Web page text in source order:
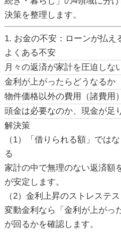
決策を整理します。
1. お金の不安：ローンが払え
よくある不安
月々の返済が家計を圧迫しな
金利が上がったらどうなるか
物件価格以外の費用（諸費用
頭金は必要なのか、現金が足
解決策
（1）「借りられる額」では
る
家計の中で無理のない返済額
が安定します。
（2）金利上昇のストレステ
変動金利なら「金利が上がっ
が回るかを確認します。